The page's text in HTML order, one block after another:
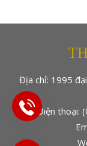
Địa chỉ: 1995
Điện thoại: